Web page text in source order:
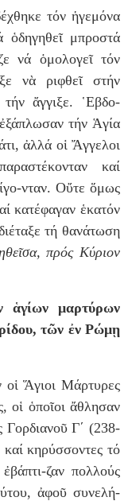
τόν ἡγεμόνα
ὁδηγηθεῖμπροστά
νά ὁμολογεῖτόν
νὰριφθεῖστήν
ἄγγιξε. ῾Εβδο-
τήν Ἁγία
ἀλλά οἱ Ἄγγελοι
κονταν καί
νταν. Οὔτεὅμως
κατέφαγαν ἑκατόν
τή θανάτωση
ῖσα, πρός Κύριον
μαρτύρων
τῶν ἐν Ρώμῃ
οἱ Ἅγιοι Μάρτυρες
οἱ ὁποῖοι ἄθλησαν
Γορδιανοῦ Γ΄ (238-
κηρύσσοντες τό
ζαν πολλούς
ἀφοῦ συνελή-